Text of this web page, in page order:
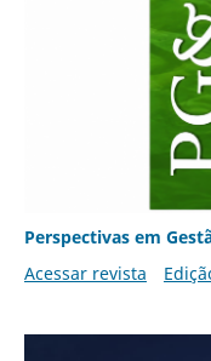
Perspectivas em
Acessar revista